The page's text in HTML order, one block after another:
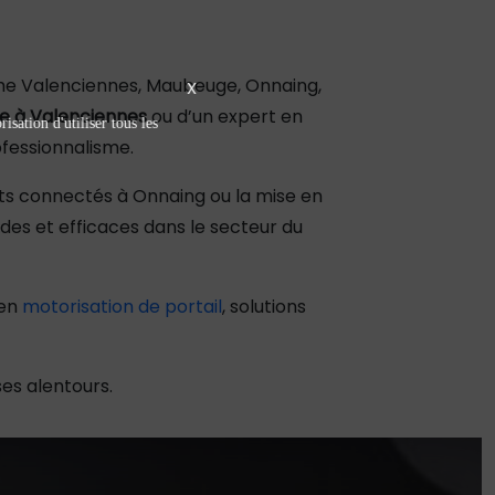
Valenciennes, Maubeuge, Onnaing,
à Valenciennesou d’un expert en
connectés à Onnaing ou la mise en
et efficaces dans le secteur du
motorisation de portail, solutions
alentours.
X
d'utiliser tous les